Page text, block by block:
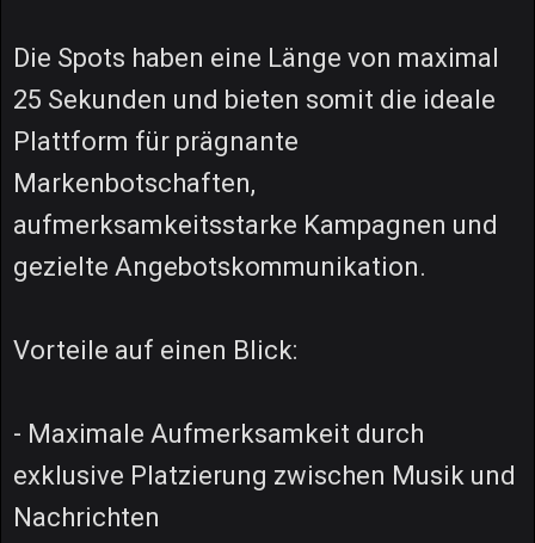
Die Spots haben eine Länge von maximal
25 Sekunden und bieten somit die ideale
Plattform für prägnante
Markenbotschaften,
aufmerksamkeitsstarke Kampagnen und
gezielte Angebotskommunikation.
Vorteile auf einen Blick:
- Maximale Aufmerksamkeit durch
exklusive Platzierung zwischen Musik und
Nachrichten